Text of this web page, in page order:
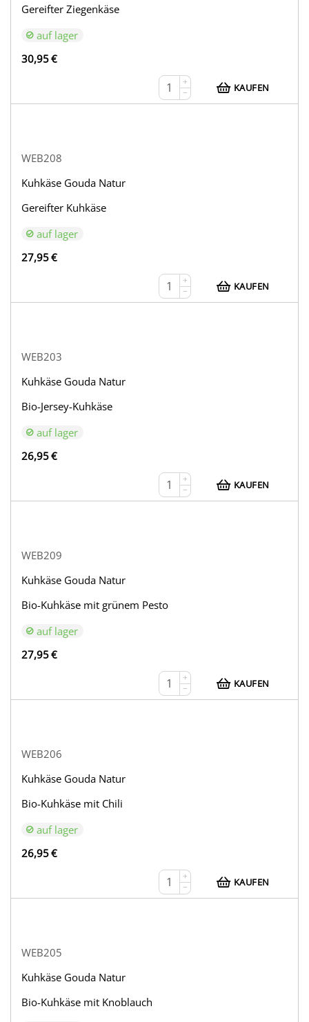
Gereifter Ziegenkäse
auf lager
30,95€
+
−
KAUFEN
WEB208
Kuhkäse Gouda Natur
Gereifter Kuhkäse
auf lager
27,95€
+
−
KAUFEN
WEB203
Kuhkäse Gouda Natur
Bio-Jersey-Kuhkäse
auf lager
26,95€
+
−
KAUFEN
WEB209
Kuhkäse Gouda Natur
Bio-Kuhkäse mit grünem Pesto
auf lager
27,95€
+
−
KAUFEN
WEB206
Kuhkäse Gouda Natur
Bio-Kuhkäse mit Chili
auf lager
26,95€
+
−
KAUFEN
WEB205
Kuhkäse Gouda Natur
Bio-Kuhkäse mit Knoblauch